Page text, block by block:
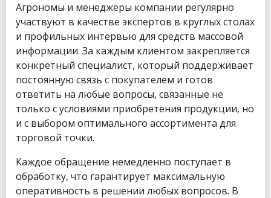
Агрономы и менеджеры компании регулярно
участвуют в качестве экспертов в круглых столах
и профильных интервью для средств массовой
информации. За каждым клиентом закрепляется
конкретный специалист, который поддерживает
постоянную связь с покупателем и готов
ответить на любые вопросы, связанные не
только с условиями приобретения продукции, но
и с выбором оптимального ассортимента для
торговой точки.
Каждое обращение немедленно поступает в
обработку, что гарантирует максимальную
оперативность в решении любых вопросов. В